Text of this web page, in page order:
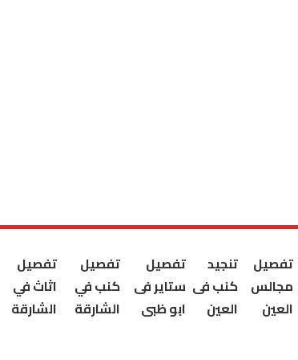
تفصيل
مجالس
العين
تنجيد
كنب فى
العين
تفصيل
ستاير فى
ابو ظبى
تفصيل
كنب في
الشارقة
تفصيل
اثاث في
الشارقة